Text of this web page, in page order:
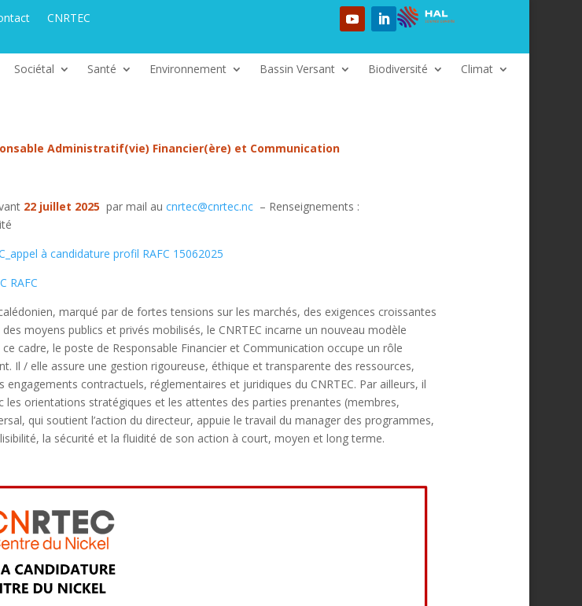
CNRTEC
Sociétal Santé Environnement Bassin Versant Biodiversité Climat
Administratif(vie) Financier(ère) et Communication
22 juillet 2025 par mail aucnrtec@cnrtec.nc – Renseignements :
à candidature profil RAFC 15062025
RAFC
marqué par de fortes tensions sur les marchés, des exigences croissantes
moyens publics et privés mobilisés, le CNRTEC incarne un nouveau modèle
cadre, le poste de Responsable Financier et Communication occupe un rôle
Il / elle assure une gestion rigoureuse, éthique et transparente des ressources,
contractuels, réglementaires et juridiques du CNRTEC. Par ailleurs, il
orientations stratégiques et les attentes des parties prenantes (membres,
qui soutient l’action du directeur, appuie le travail du manager des programmes,
la sécurité et la fluidité de son action à court, moyen et long terme.